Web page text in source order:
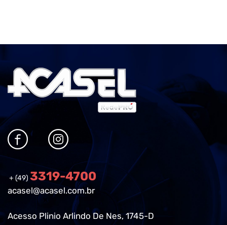
+ (49) 3319-4700
acasel@acasel.com.br
Acesso Plinio Arlindo De Nes, 1745-D